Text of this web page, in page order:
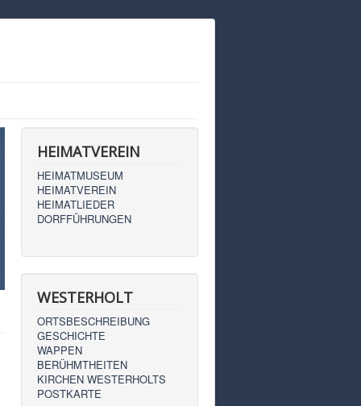
HEIMATVEREIN
HEIMATMUSEUM
HEIMATVEREIN
HEIMATLIEDER
DORFFÜHRUNGEN
WESTERHOLT
ORTSBESCHREIBUNG
GESCHICHTE
WAPPEN
BERÜHMTHEITEN
KIRCHEN WESTERHOLTS
POSTKARTE